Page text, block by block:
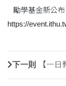
勵學基金新公布
https://
下一則 【一